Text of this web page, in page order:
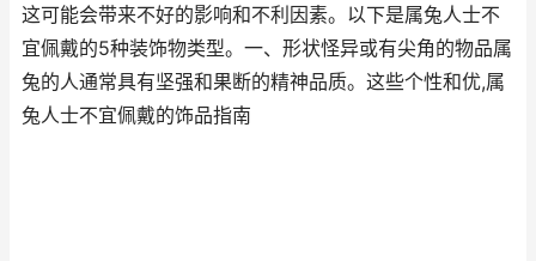
这可能会带来不好的影响和不利因素。以下是属兔人士不
宜佩戴的5种装饰物类型。一、形状怪异或有尖角的物品属
兔的人通常具有坚强和果断的精神品质。这些个性和优,属
兔人士不宜佩戴的饰品指南